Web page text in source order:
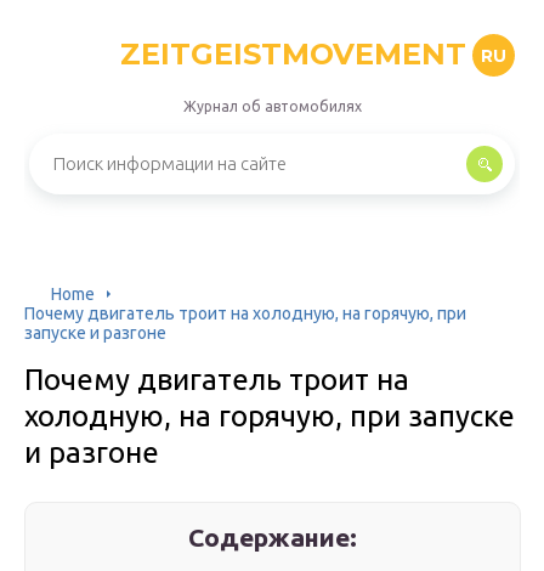
ZEITGEISTMOVEMENT RU
Журнал об автомобилях
Home
Почему двигатель троит на холодную, на горячую, при
запуске и разгоне
Почему двигатель троит на
холодную, на горячую, при запуске
и разгоне
Содержание: